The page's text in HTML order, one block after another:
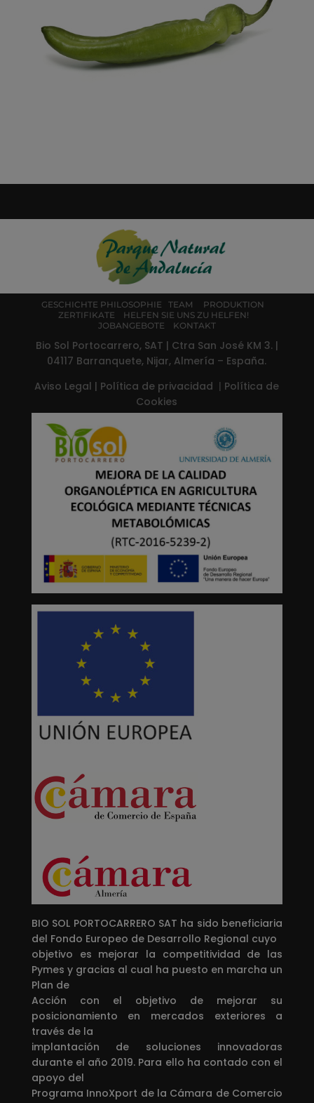
GESCHICHTE PHILOSOPHIE TEAM
PRODUKTION
ZERTIFIKATE
HELFEN SIE UNS ZU HELFEN!
JOBANGEBOTE
KONTAKT
Bio Sol Portocarrero, SAT | Ctra San José KM 3. |
04117 Barranquete, Nijar, Almería – España.
Aviso Legal | Política de privacidad | Política de
Cookies
BIO SOL PORTOCARRERO SAT ha sido beneficiaria
del Fondo Europeo de Desarrollo Regional cuyo
objetivo es mejorar la competitividad de las
Pymes y gracias al cual ha puesto en marcha un
Plan de
Acción con el objetivo de mejorar su
posicionamiento en mercados exteriores a
través de la
implantación de soluciones innovadoras
durante el año 2019. Para ello ha contado con el
apoyo del
Programa InnoXport de la Cámara de Comercio